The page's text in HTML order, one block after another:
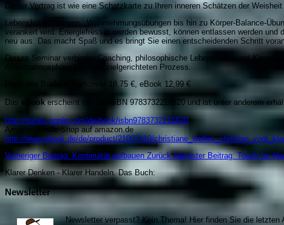
Dieser Vertrag ist wie eine Schatzkarte zu Ihren inneren Schätzen der
Lebenskunstübungen, Wahrnehmungsübungen bis hin zu Körper-Balance-
verankert wird. Energiefresser werden bewusst, können entlassen werden
neu aus. Das macht Spaß und es bringt Sie einen entscheidenden Schritt
Dieses Seminar verbindet Coaching, philosophische Lebenskunst und
Arbeitsatmosphäre für einen zielgerichteten Prozess.
Preis des Buches: Hartcover 18,75 €, eBook 12,99 €
Das
eBookerscheint mit der ISBN 9783732218820 und ist unter anderem
http://itunes.apple.com/de/book/isbn9783732218820
Amazon Kindle-Shop auf amazon.de
http://www.ebook.de/de/product/21007419/
Vorheriger Beitrag: Kontinuität aufbauenZurück Nächster Beitrag: Touch for
Klarer Denken - Klarer Handeln. Das Buch:
Newsletter
Newsletter verpasst? Kein Thema! Hier finden Sie die letzten